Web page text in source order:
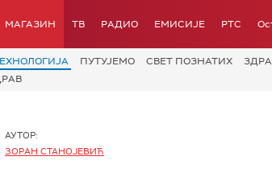
МАГАЗИН ТВ РАДИО ЕМИСИЈЕ РТС
ПУТУЈЕМО СВЕТ ПОЗНАТИХ
АУТОР:
ЗОРАН СТАНОЈЕВИЋ